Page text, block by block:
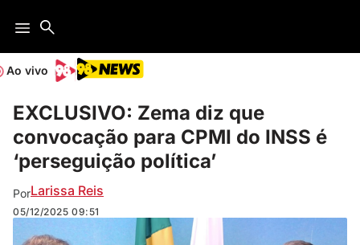
Ao vivo
EXCLUSIVO: Zema diz que
convocação para CPMI do INSS é
‘perseguição política’
PorLarissa Reis
05/12/2025 09:51